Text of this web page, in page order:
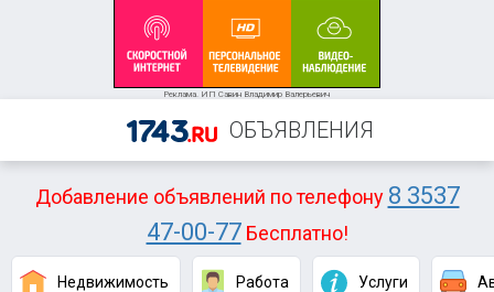
Реклама. ИП Савин Владимир Валерьевич
ОБЪЯВЛЕНИЯ
Добавление объявлений по телефону 8 3537
47-00-77Бесплатно!
Недвижимость Работа Услуги